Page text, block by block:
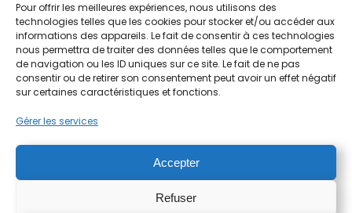
Pour offrir les meilleures expériences, nous utilisons des
technologies telles que les cookies pour stocker et/ou accéder aux
informations des appareils. Le fait de consentir à ces technologies
nous permettra de traiter des données telles que le comportement
de navigation ou les ID uniques sur ce site. Le fait de ne pas
consentir ou de retirer son consentement peut avoir un effet négatif
sur certaines caractéristiques et fonctions.
Gérer les services
Accepter
Refuser
Liens Utiles
Aérodrome de Lognes Emerainville
77185 LOGNES
contact@helico.org